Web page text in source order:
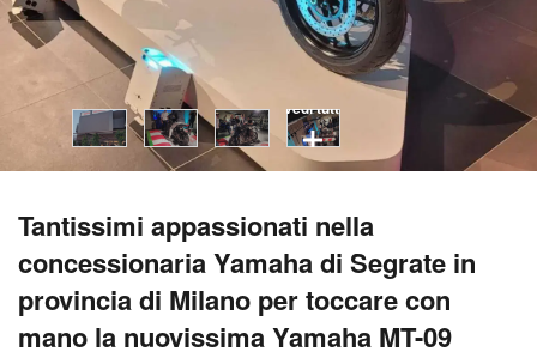
vedi tutti
Tantissimi appassionati nella
concessionaria Yamaha di Segrate in
provincia di Milano per toccare con
mano la nuovissima Yamaha MT-09